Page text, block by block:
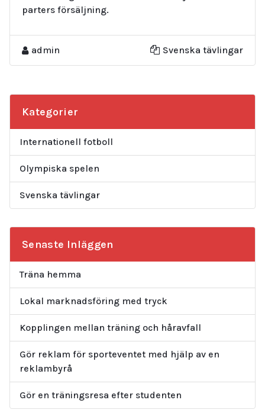
parters försäljning.
admin Svenska tävlingar
Kategorier
Internationell fotboll
Olympiska spelen
Svenska tävlingar
Senaste Inläggen
Träna hemma
Lokal marknadsföring med tryck
Kopplingen mellan träning och håravfall
Gör reklam för sporteventet med hjälp av en
reklambyrå
Gör en träningsresa efter studenten